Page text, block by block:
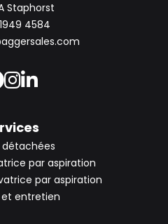
Staphorst
4584
détachées
par aspiration
par aspiration
et entretien